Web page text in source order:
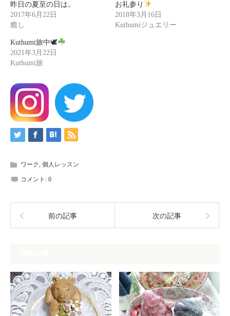
昨日の夏至の日は。
2017年6月22日
癒し
お礼参り
2018年3月16日
Kuthumiジュエリー
Kuthumi旅中🕊
2021年3月22日
Kuthumi旅
ワーク, 個人レッスン
コメント: 0
前の記事 次の記事